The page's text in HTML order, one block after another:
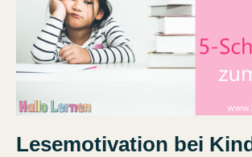
Lesemotivation bei